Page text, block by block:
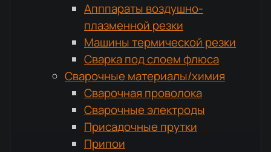
Апппараты воздушно-
плазменной резки
Машины термической резки
Сварка под слоем флюса
Сварочные материалы/химия
Сварочная проволока
Сварочные электроды
Присадочные прутки
Припои